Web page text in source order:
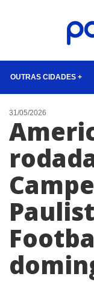
OUTRAS CIDADES +
NOTÍCIAS
LISTA DIGITAL
CONTATO
ANUNCIE
31/05/2026